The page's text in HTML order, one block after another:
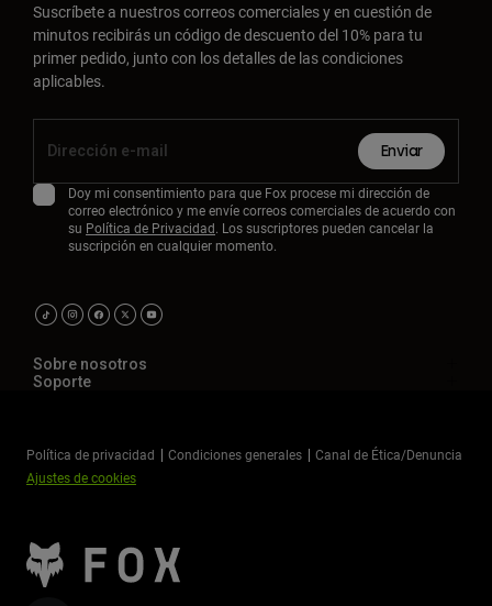
Suscríbete a nuestros correos comerciales y en cuestión de
minutos recibirás un código de descuento del 10% para tu
primer pedido, junto con los detalles de las condiciones
aplicables.
Enviar
Doy mi consentimiento para que Fox procese mi dirección de
correo electrónico y me envíe correos comerciales de acuerdo con
su Política de Privacidad. Los suscriptores pueden cancelar la
suscripción en cualquier momento.
Sobre nosotros
Soporte
Política de privacidad Condiciones generales
Canal de Ética/Denuncia
Ajustes de cookies